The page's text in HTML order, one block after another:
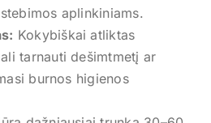
aplinkiniams.
Kokybiškai atliktas
tarnauti dešimtmetį ar
burnos higienos